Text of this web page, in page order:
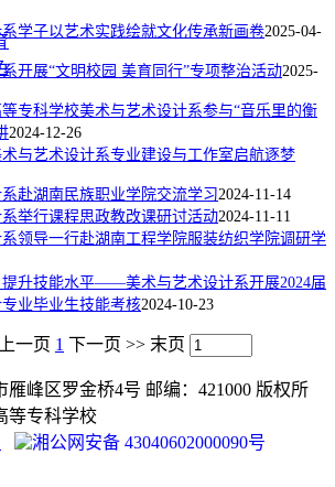
学子以艺术实践绘就文化传承新画卷2025-04-
开展“文明校园 美育同行”专项整治活动2025-
专科学校美术与艺术设计系参与“音乐里的衡
2024-12-26
与艺术设计系专业建设与工作室启航逐梦
赴湖南民族职业学院交流学习2024-11-14
举行课程思政教改课研讨活动2024-11-11
领导一行赴湖南工程学院服装纺织学院调研学
提升技能水平——美术与艺术设计系开展2024届
业毕业生技能考核2024-10-23
上一页 1 下一页 >> 末页
峰区罗金桥4号 邮编：421000 版权所
等专科学校
湘公网安备 43040602000090号